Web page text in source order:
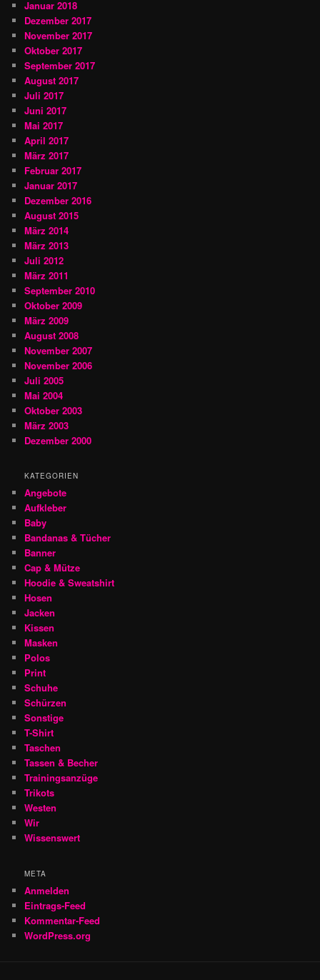
Januar 2018
Dezember 2017
November 2017
Oktober 2017
September 2017
August 2017
Juli 2017
Juni 2017
Mai 2017
April 2017
März 2017
Februar 2017
Januar 2017
Dezember 2016
August 2015
März 2014
März 2013
Juli 2012
März 2011
September 2010
Oktober 2009
März 2009
August 2008
November 2007
November 2006
Juli 2005
Mai 2004
Oktober 2003
März 2003
Dezember 2000
KATEGORIEN
Angebote
Aufkleber
Baby
Bandanas & Tücher
Banner
Cap & Mütze
Hoodie & Sweatshirt
Hosen
Jacken
Kissen
Masken
Polos
Print
Schuhe
Schürzen
Sonstige
T-Shirt
Taschen
Tassen & Becher
Trainingsanzüge
Trikots
Westen
Wir
Wissenswert
META
Anmelden
Eintrags-Feed
Kommentar-Feed
WordPress.org